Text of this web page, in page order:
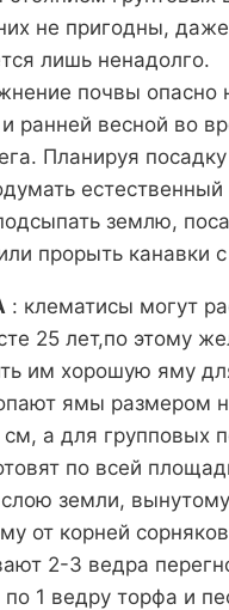
не пригодны,
лишь ненадолго.
почвы опасно
ранней весной во
Планируя
естественный
землю,
прорыть канавки
: клематисы могут
25 лет,по этому
им хорошую яму
ямы размером
а для групповых
по всей
земли,
от корней
2-3 ведра
1 ведру торфа и